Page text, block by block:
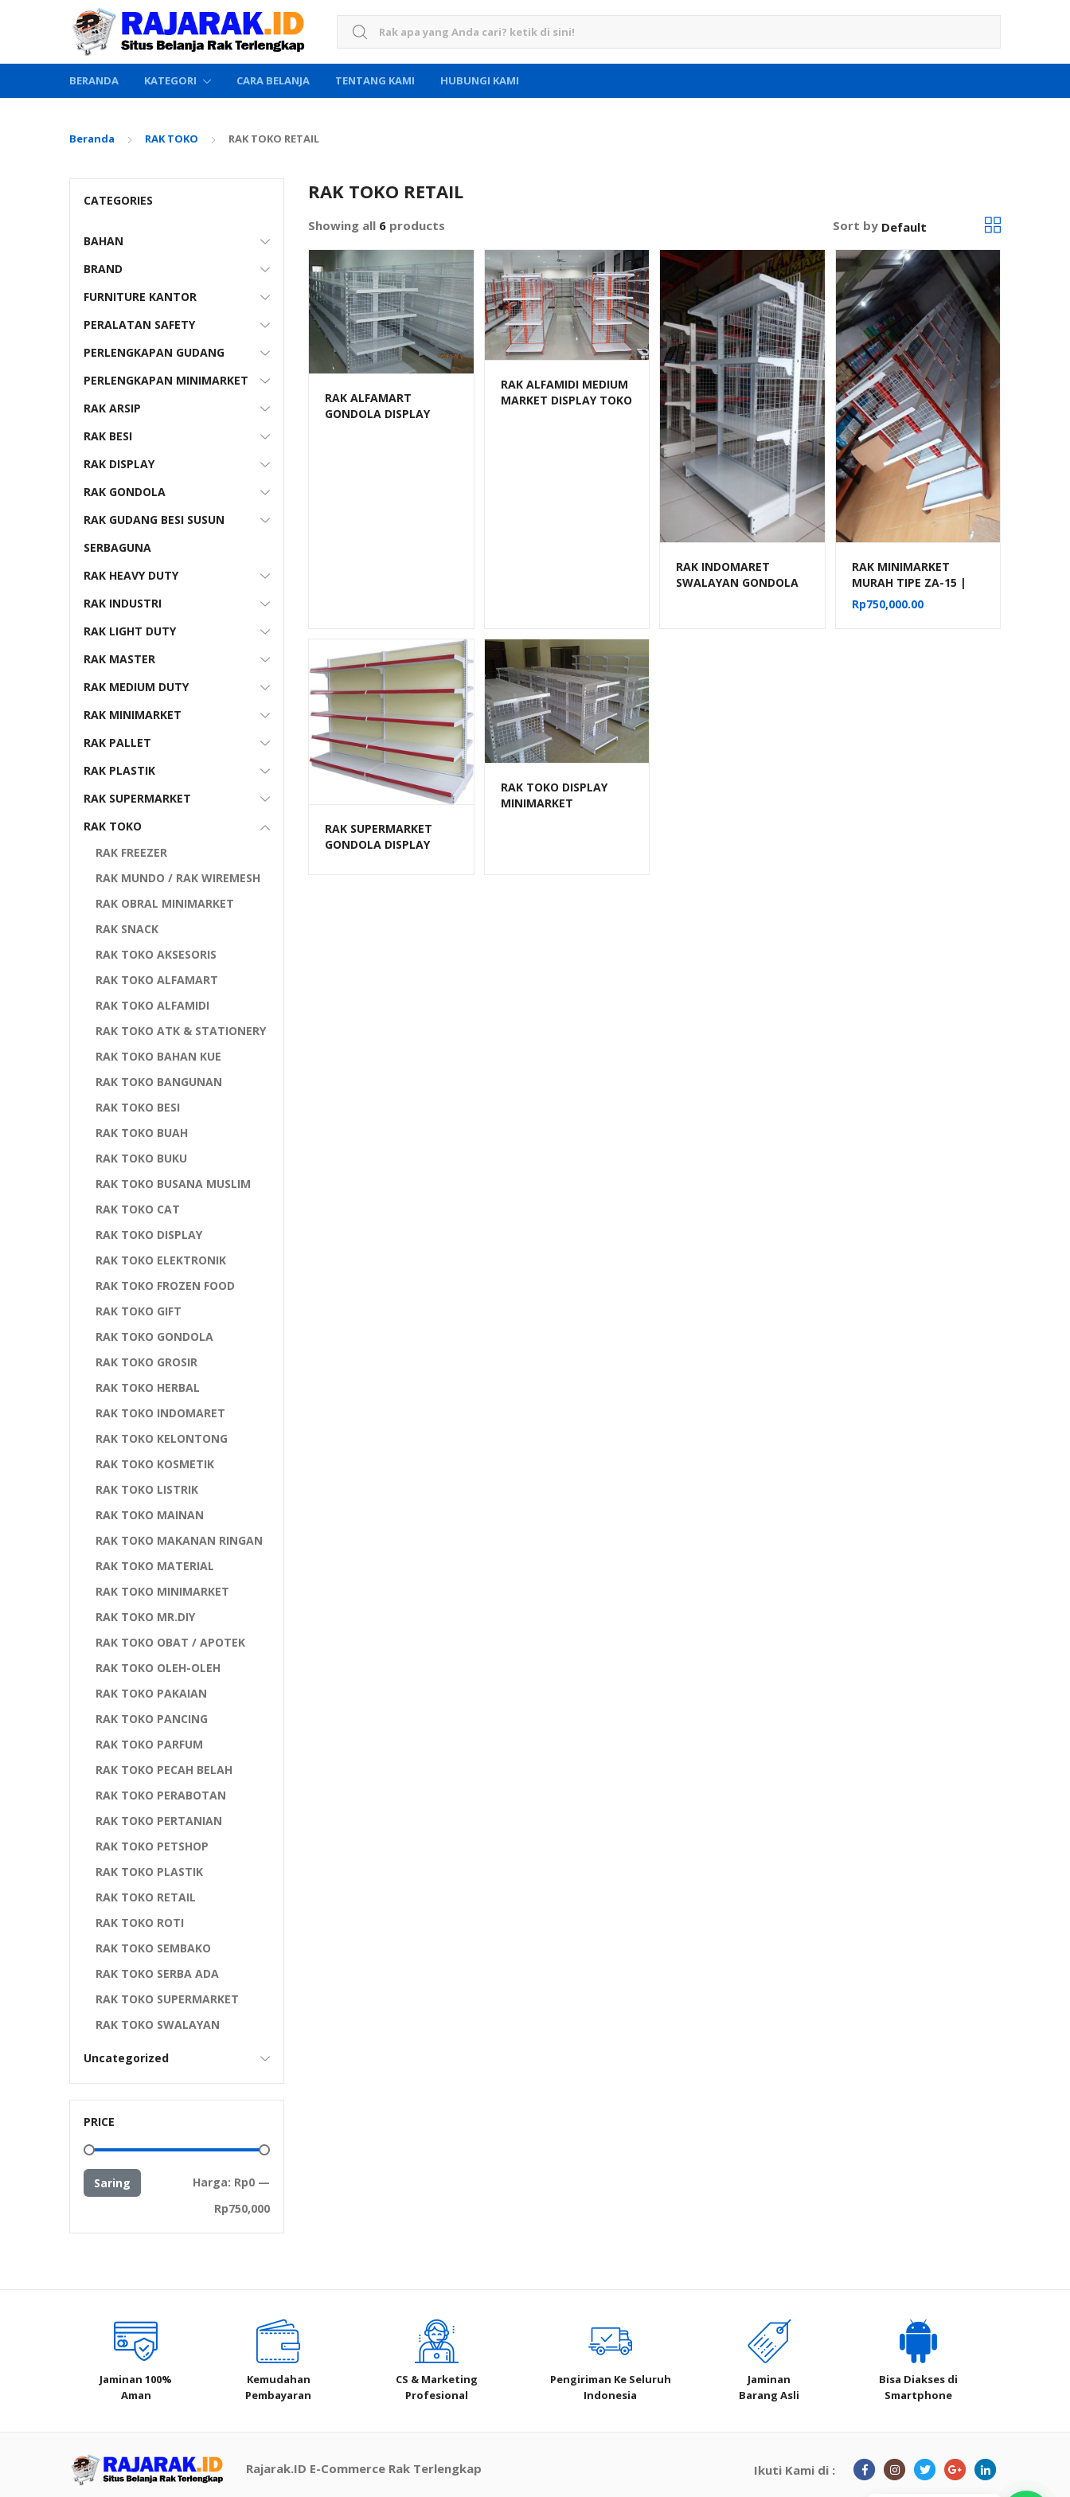
Search for:
BERANDA KATEGORI CARA BELANJA TENTANG KAMI HUBUNGI KAMI
Beranda RAK TOKO RAK TOKO RETAIL
RAK TOKO RETAIL
Showing all 6 products Sort by
RAK ALFAMART
GONDOLA DISPLAY
RAK ALFAMIDI MEDIUM
MARKET DISPLAY TOKO
RAK INDOMARET
SWALAYAN GONDOLA
RAK MINIMARKET
MURAH TIPE ZA-15 |
RAK GONDOLA DISPLAY
TOKO
Rp750,000.00
RAK SUPERMARKET
GONDOLA DISPLAY
RAK TOKO DISPLAY
MINIMARKET
CATEGORIES
BAHAN
BRAND
FURNITURE KANTOR
PERALATAN SAFETY
PERLENGKAPAN GUDANG
PERLENGKAPAN MINIMARKET
RAK ARSIP
RAK BESI
RAK DISPLAY
RAK GONDOLA
RAK GUDANG BESI SUSUN
SERBAGUNA
RAK HEAVY DUTY
RAK INDUSTRI
RAK LIGHT DUTY
RAK MASTER
RAK MEDIUM DUTY
RAK MINIMARKET
RAK PALLET
RAK PLASTIK
RAK SUPERMARKET
RAK TOKO
RAK FREEZER
RAK MUNDO / RAK WIREMESH
RAK OBRAL MINIMARKET
RAK SNACK
RAK TOKO AKSESORIS
RAK TOKO ALFAMART
RAK TOKO ALFAMIDI
RAK TOKO ATK & STATIONERY
RAK TOKO BAHAN KUE
RAK TOKO BANGUNAN
RAK TOKO BESI
RAK TOKO BUAH
RAK TOKO BUKU
RAK TOKO BUSANA MUSLIM
RAK TOKO CAT
RAK TOKO DISPLAY
RAK TOKO ELEKTRONIK
RAK TOKO FROZEN FOOD
RAK TOKO GIFT
RAK TOKO GONDOLA
RAK TOKO GROSIR
RAK TOKO HERBAL
RAK TOKO INDOMARET
RAK TOKO KELONTONG
RAK TOKO KOSMETIK
RAK TOKO LISTRIK
RAK TOKO MAINAN
RAK TOKO MAKANAN RINGAN
RAK TOKO MATERIAL
RAK TOKO MINIMARKET
RAK TOKO MR.DIY
RAK TOKO OBAT / APOTEK
RAK TOKO OLEH-OLEH
RAK TOKO PAKAIAN
RAK TOKO PANCING
RAK TOKO PARFUM
RAK TOKO PECAH BELAH
RAK TOKO PERABOTAN
RAK TOKO PERTANIAN
RAK TOKO PETSHOP
RAK TOKO PLASTIK
RAK TOKO RETAIL
RAK TOKO ROTI
RAK TOKO SEMBAKO
RAK TOKO SERBA ADA
RAK TOKO SUPERMARKET
RAK TOKO SWALAYAN
Uncategorized
PRICE
terendah
tertinggi
Saring Harga: Rp0 —
Rp750,000
Jaminan 100%
Aman
Kemudahan
Pembayaran
CS & Marketing
Profesional
Pengiriman Ke Seluruh
Indonesia
Jaminan
Barang Asli
Bisa Diakses di
Smartphone
Rajarak.ID E-Commerce Rak Terlengkap Ikuti Kami di :